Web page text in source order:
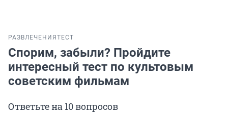
РАЗВЛЕЧЕНИЯ ТЕСТ
Спорим, забыли? Пройдите
интересный тест по культовым
советским фильмам
Ответьте на 10 вопросов